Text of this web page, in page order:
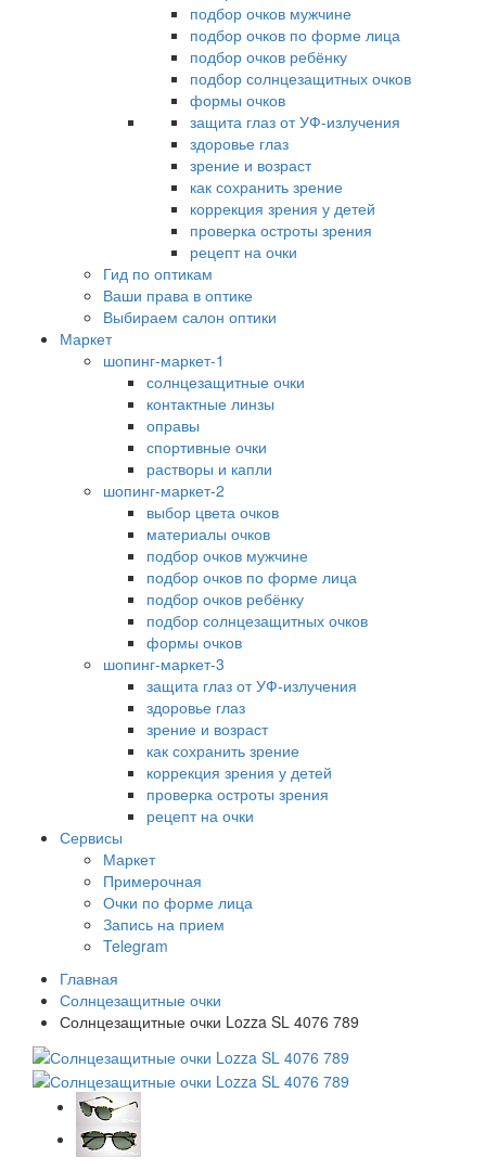
подбор очков мужчине
подбор очков по форме лица
подбор очков ребёнку
подбор солнцезащитных очков
формы очков
защита глаз от УФ-излучения
здоровье глаз
зрение и возраст
как сохранить зрение
коррекция зрения у детей
проверка остроты зрения
рецепт на очки
Гид по оптикам
Ваши права в оптике
Выбираем салон оптики
Маркет
шопинг-маркет-1
солнцезащитные очки
контактные линзы
оправы
спортивные очки
растворы и капли
шопинг-маркет-2
выбор цвета очков
материалы очков
подбор очков мужчине
подбор очков по форме лица
подбор очков ребёнку
подбор солнцезащитных очков
формы очков
шопинг-маркет-3
защита глаз от УФ-излучения
здоровье глаз
зрение и возраст
как сохранить зрение
коррекция зрения у детей
проверка остроты зрения
рецепт на очки
Сервисы
Маркет
Примерочная
Очки по форме лица
Запись на прием
Telegram
Главная
Солнцезащитные очки
Солнцезащитные очки Lozza SL 4076 789